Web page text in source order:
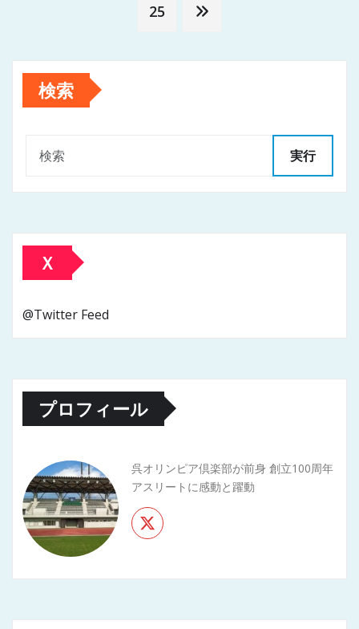
の
ペ
ー
送
り
25
検索
実行
Ｘ
@Twitter Feed
プロフィール
呉オリンピア倶楽部が前身 創立100周年
アスリートに感動と躍動